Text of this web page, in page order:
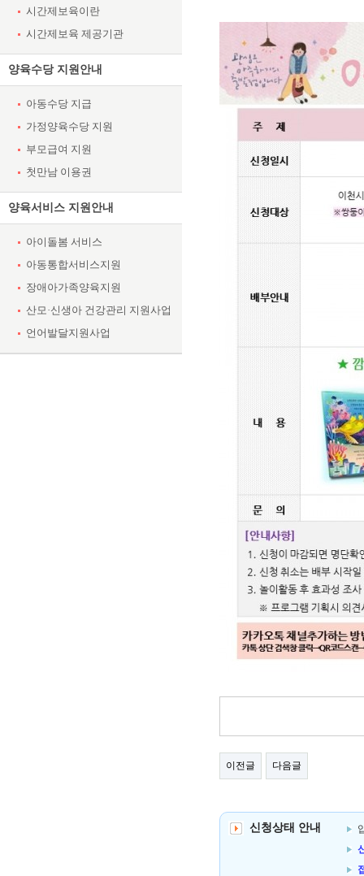
시간제보육이란
시간제보육 제공기관
양육수당 지원안내
아동수당 지급
가정양육수당 지원
부모급여 지원
첫만남 이용권
양육서비스 지원안내
아이돌봄 서비스
아동통합서비스지원
장애아가족양육지원
산모·신생아 건강관리 지원사업
언어발달지원사업
이전글 다음글
신청상태 안내